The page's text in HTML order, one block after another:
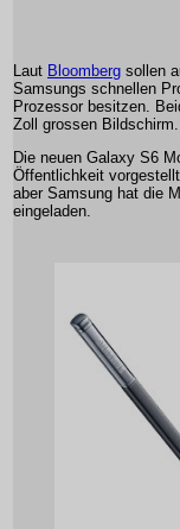
Laut Bloomberg sollen
Samsungs schnellen
Prozessor besitzen.
Zoll grossen Bildschirm.
Die neuen Galaxy S6
Öffentlichkeit
aber Samsung hat die
eingeladen.